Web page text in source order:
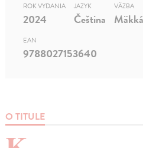
O TITULE
ROK VYDANIA
2024
JAZYK
Čeština
VÄZBA
EAN
9788027153640